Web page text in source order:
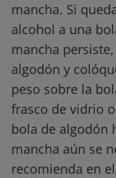
mancha. Si
alcohol a una
mancha
algodón y
peso sobre la
frasco de vidrio
bola de algodón
mancha aún se
recomienda en